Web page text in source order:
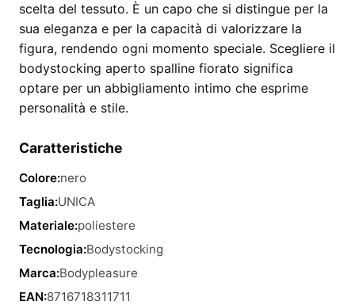
scelta del tessuto. È un capo che si distingue per la
sua eleganza e per la capacità di valorizzare la
figura, rendendo ogni momento speciale. Scegliere il
bodystocking aperto spalline fiorato significa
optare per un abbigliamento intimo che esprime
personalità e stile.
Caratteristiche
Colore:nero
Taglia:UNICA
Materiale:poliestere
Tecnologia:Bodystocking
Marca:Bodypleasure
EAN:8716718311711